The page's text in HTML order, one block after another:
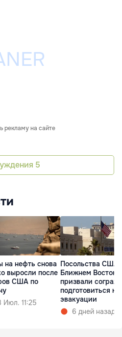
рекламу на сайте
5
на нефть снова
выросли после
США по
Июл. 11:25
Посольства США
Ближнем Востоке
призвали
подготовиться к
эвакуации
6 дней назад